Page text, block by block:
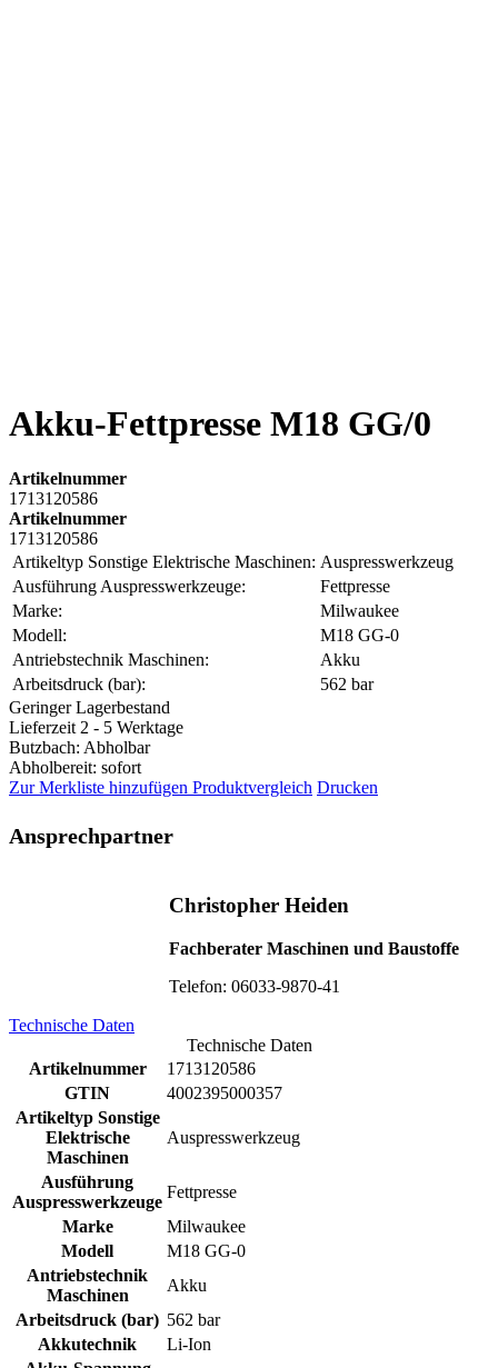
Akku-Fettpresse M18 GG/0
Artikelnummer
1713120586
Artikelnummer
1713120586
Artikeltyp Sonstige Elektrische Maschinen: Auspresswerkzeug
Ausführung Auspresswerkzeuge:
Fettpresse
Marke:
Milwaukee
Modell:
M18 GG-0
Antriebstechnik Maschinen:
Akku
Arbeitsdruck (bar):
562 bar
Geringer Lagerbestand
Lieferzeit 2 - 5 Werktage
Butzbach: Abholbar
Abholbereit: sofort
Zur Merkliste hinzufügen Produktvergleich Drucken
Ansprechpartner
Christopher Heiden
Fachberater Maschinen und Baustoffe
Telefon: 06033-9870-41
Technische Daten
Technische Daten
Artikelnummer
1713120586
GTIN
4002395000357
Artikeltyp Sonstige
Elektrische
Maschinen
Auspresswerkzeug
Ausführung
Auspresswerkzeuge
Fettpresse
Marke
Milwaukee
Modell
M18 GG-0
Antriebstechnik
Maschinen
Akku
Arbeitsdruck (bar) 562 bar
Akkutechnik
Li-Ion